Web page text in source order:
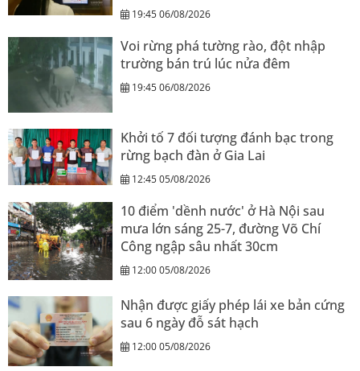
19:45 06/08/2026
Voi rừng phá tường rào, đột nhập
trường bán trú lúc nửa đêm
19:45 06/08/2026
Khởi tố 7 đối tượng đánh bạc trong
rừng bạch đàn ở Gia Lai
12:45 05/08/2026
10 điểm 'dềnh nước' ở Hà Nội sau
mưa lớn sáng 25-7, đường Võ Chí
Công ngập sâu nhất 30cm
12:00 05/08/2026
Nhận được giấy phép lái xe bản cứng
sau 6 ngày đỗ sát hạch
12:00 05/08/2026